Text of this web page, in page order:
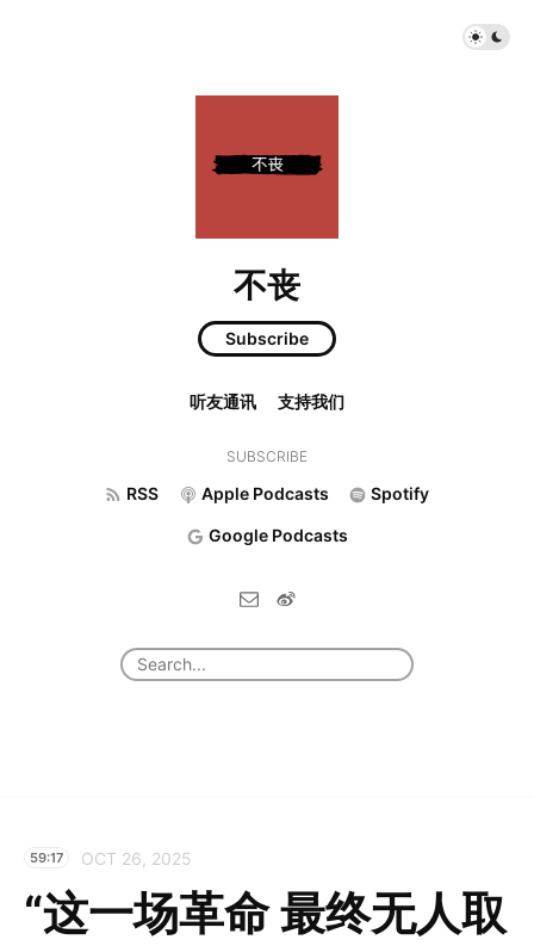
不丧
Subscribe
听友通讯 支持我们
SUBSCRIBE
RSS Apple Podcasts Spotify
Google Podcasts
59:17 OCT 26, 2025
“这一场革命 最终无人取